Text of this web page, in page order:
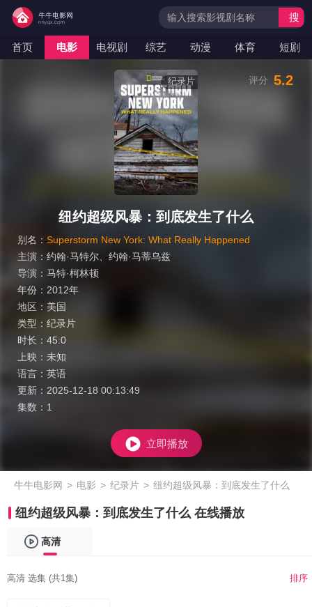
首页 电影 电视剧 综艺 动漫 体育 短剧
搜
纪录片
纽约超级风暴：到底发生了什么
别名： Superstorm New York: What Really Happened
主演： 约翰·马特尔
约翰·马蒂乌兹
导演： 马特·柯林顿
年份： 2012年
地区： 美国
类型： 纪录片
时长： 45:0
上映： 未知
语言： 英语
更新： 2025-12-18 00:13:49
集数： 1
评分 5.2
立即播放
牛牛电影网 > 电影 > 纪录片 > 纽约超级风暴：到底发生了什么
纽约超级风暴：到底发生了什么 在线播放
高清
高清 选集 (共1集) 排序